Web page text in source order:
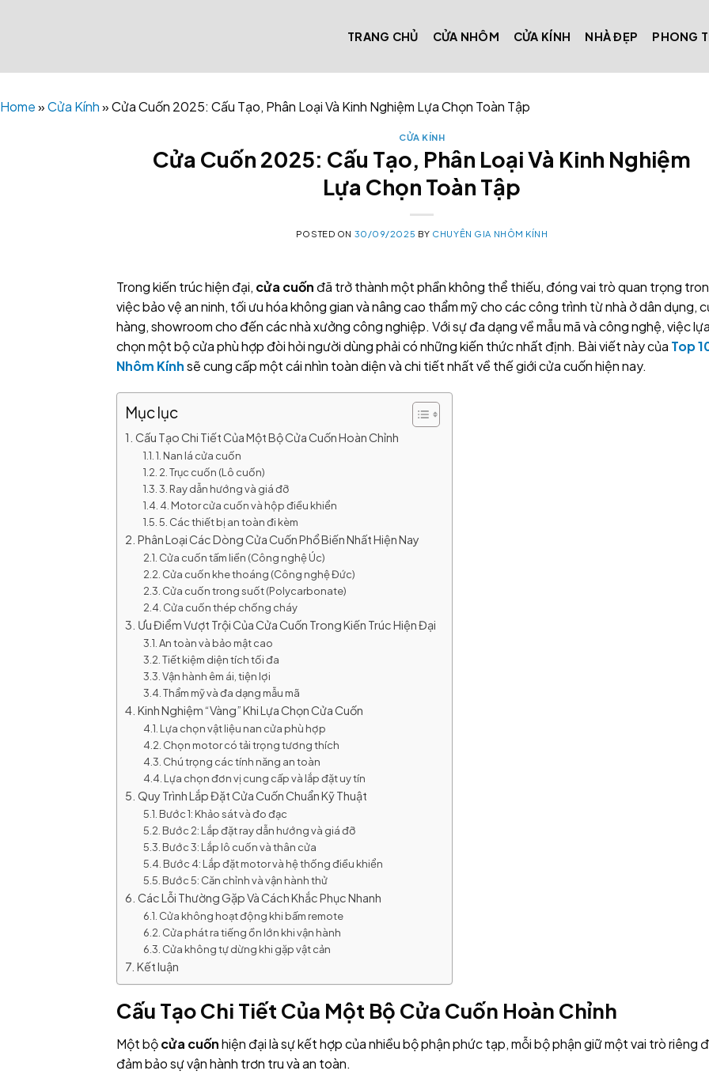
TRANG CHỦ CỬA NHÔM CỬA KÍNH NHÀ ĐẸP PHONG
Home»Cửa Kính»Cửa Cuốn 2025: Cấu Tạo, Phân Loại Và Kinh Nghiệm Lựa Chọn Toàn Tập
CỬA KÍNH
Cửa Cuốn 2025: Cấu Tạo, Phân Loại Và Kinh Nghiệm
Lựa Chọn Toàn Tập
POSTED ON 30/09/2025 BY CHUYÊN GIA NHÔM KÍNH
Trong kiến trúc hiện đại, cửa cuốn đã trở thành một phần không thể thiếu, đóng vai trò quan trọng
việc bảo vệ an ninh, tối ưu hóa không gian và nâng cao thẩm mỹ cho các công trình từ nhà ở dân dụng,
hàng, showroom cho đến các nhà xưởng công nghiệp. Với sự đa dạng về mẫu mã và công nghệ, việc lựa
chọn một bộ cửa phù hợp đòi hỏi người dùng phải có những kiến thức nhất định. Bài viết này của Top
Nhôm Kínhsẽ cung cấp một cái nhìn toàn diện và chi tiết nhất về thế giới cửa cuốn hiện nay.
Mục lục
Cấu Tạo Chi Tiết Của Một Bộ Cửa Cuốn Hoàn Chỉnh
1. Nan lá cửa cuốn
2. Trục cuốn (Lô cuốn)
3. Ray dẫn hướng và giá đỡ
4. Motor cửa cuốn và hộp điều khiển
5. Các thiết bị an toàn đi kèm
Phân Loại Các Dòng Cửa Cuốn Phổ Biến Nhất Hiện Nay
Cửa cuốn tấm liền (Công nghệ Úc)
Cửa cuốn khe thoáng (Công nghệ Đức)
Cửa cuốn trong suốt (Polycarbonate)
Cửa cuốn thép chống cháy
Ưu Điểm Vượt Trội Của Cửa Cuốn Trong Kiến Trúc Hiện Đại
An toàn và bảo mật cao
Tiết kiệm diện tích tối đa
Vận hành êm ái, tiện lợi
Thẩm mỹ và đa dạng mẫu mã
Kinh Nghiệm “Vàng” Khi Lựa Chọn Cửa Cuốn
Lựa chọn vật liệu nan cửa phù hợp
Chọn motor có tải trọng tương thích
Chú trọng các tính năng an toàn
Lựa chọn đơn vị cung cấp và lắp đặt uy tín
Quy Trình Lắp Đặt Cửa Cuốn Chuẩn Kỹ Thuật
Bước 1: Khảo sát và đo đạc
Bước 2: Lắp đặt ray dẫn hướng và giá đỡ
Bước 3: Lắp lô cuốn và thân cửa
Bước 4: Lắp đặt motor và hệ thống điều khiển
Bước 5: Căn chỉnh và vận hành thử
Các Lỗi Thường Gặp Và Cách Khắc Phục Nhanh
Cửa không hoạt động khi bấm remote
Cửa phát ra tiếng ồn lớn khi vận hành
Cửa không tự dừng khi gặp vật cản
Kết luận
Cấu Tạo Chi Tiết Của Một Bộ Cửa Cuốn Hoàn Chỉnh
Một bộcửa cuốnhiện đại là sự kết hợp của nhiều bộ phận phức tạp, mỗi bộ phận giữ một vai trò riêng
đảm bảo sự vận hành trơn tru và an toàn.